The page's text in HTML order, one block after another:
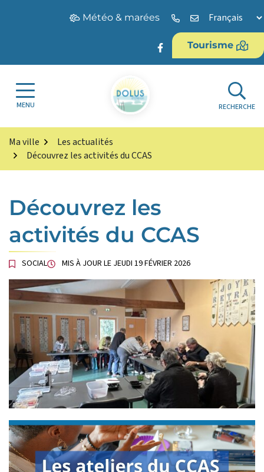
Météo & marées
Lien vers le compte
Tourisme
MENU Site officiel de la commune de Dolus
RECHERCHE
Ma ville
Les actualités
Découvrez les activités du CCAS
Découvrez les
activités du CCAS
SOCIAL MIS À JOUR LE JEUDI 19 FÉVRIER 2026